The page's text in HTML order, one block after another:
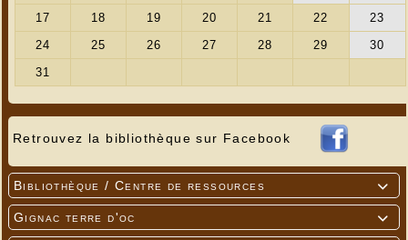
Retrouvez la bibliothèque sur Facebook

Bibliothèque / Centre de ressources

Gignac terre d'oc